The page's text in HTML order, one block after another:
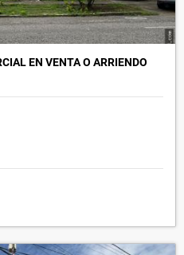
EN VENTA O ARRIENDO